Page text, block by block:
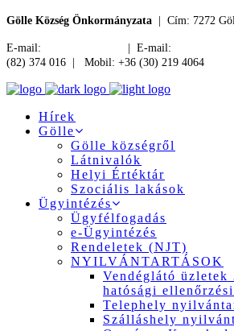
Gölle Község Önkormányzata | Cím: 7272
E-mail: | E-mail:
(82) 374 016 | Mobil: +36 (30) 219 4064
Hírek
Gölle
Gölle községről
Látnivalók
Helyi Értéktár
Szociális lakások
Ügyintézés
Ügyfélfogadás
e-Ügyintézés
Rendeletek (NJT)
NYILVÁNTARTÁSOK
Vendéglátó üzletek
hatósági
Telephely
Szálláshely